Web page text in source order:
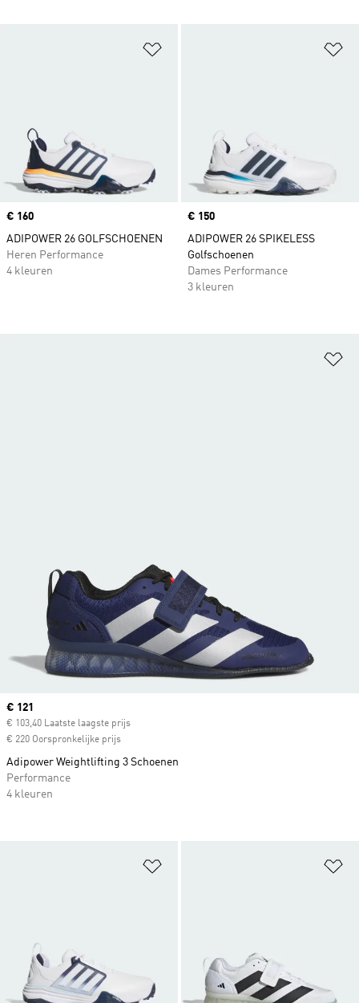
Price
€ 160
ADIPOWER 26 GOLFSCHOENEN
Heren Performance
4 kleuren
Price
€ 150
ADIPOWER 26 SPIKELESS
Golfschoenen
Dames Performance
3 kleuren
Current price
€ 121
€ 103,40 Laatste laagste prijs
€ 220 Oorspronkelijke prijs
Adipower Weightlifting 3 Schoenen
Performance
4 kleuren